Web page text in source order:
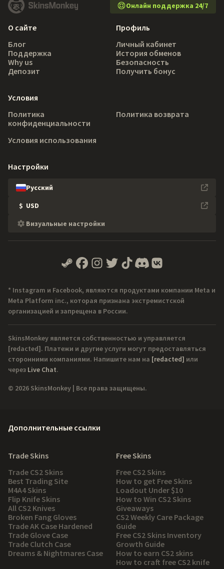
Онлайн поддержка 24/7
О сайте
Блог
Поддержка
Why us
Депозит
Профиль
Личный кабинет
История обменов
Безопасность
Получить бонус
Условия
Политика
конфиденциальности
Политика возврата
Условия использования
Настройки
Русский
$ USD
Визуальные настройки
* Instagram и Facebook, являются продуктами компании Meta и
Meta Platform inc., которая признана экстремистской
организацией и запрещена в России.
SkinsMonkey является собственностью и управляется
[redacted]. Платежи и другие услуги могут предоставляться
сторонними компаниями. Напишите нам на [redacted] или
через Live Chat.
© 2026 SkinsMonkey | Все права защищены.
Дополнительные ссылки
Trade Skins
Trade CS2 Skins
Best Trading Site
M4A4 Skins
Flip Knife Skins
All CS2 Knives
Broken Fang Gloves
Trade AK Case Hardened
Trade Glove Case
Trade Clutch Case
Dreams & Nightmares Case
Free Skins
Free CS2 Skins
How to get Free Skins
Loadout Under $10
How to Win CS2 Skins
Giveaways
CS2 Weekly Care Package
Guide
Free CS2 Skins Inventory
Growth Guide
How to earn CS2 skins
How to craft free CS2 knife